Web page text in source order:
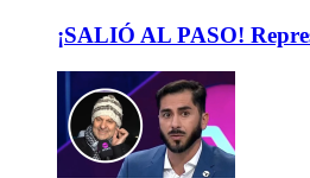
¡SALIÓ AL PASO!